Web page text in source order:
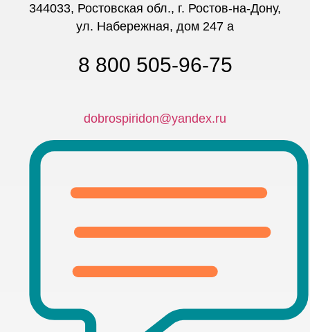
344033, Ростовская обл., г. Ростов-на-Дону,
ул. Набережная, дом 247 а
8 800 505-96-75
dobrospiridon@yandex.ru